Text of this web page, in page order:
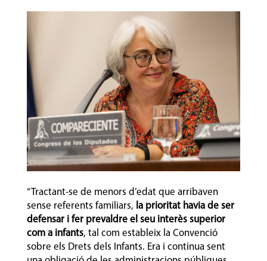
“Tractant-se de menors d’edat que arribaven
sense referents familiars, la prioritat havia de ser
defensar i fer prevaldre el seu interès superior
com a infants, tal com estableix la Convenció
sobre els Drets dels Infants. Era i continua sent